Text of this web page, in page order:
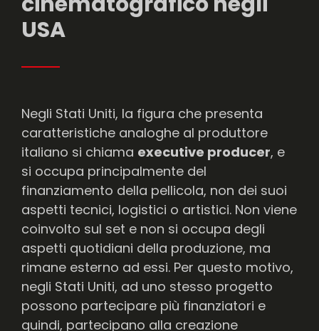
USA
Negli Stati Uniti, la figura che presenta
caratteristiche analoghe al produttore
italiano si chiama executive producer, e
si occupa principalmente del
finanziamento della pellicola, non dei suoi
aspetti tecnici, logistici o artistici. Non viene
coinvolto sul set e non si occupa degli
aspetti quotidiani della produzione, ma
rimane esterno ad essi. Per questo motivo,
negli Stati Uniti, ad uno stesso progetto
possono partecipare più finanziatori e
quindi, partecipano alla creazione